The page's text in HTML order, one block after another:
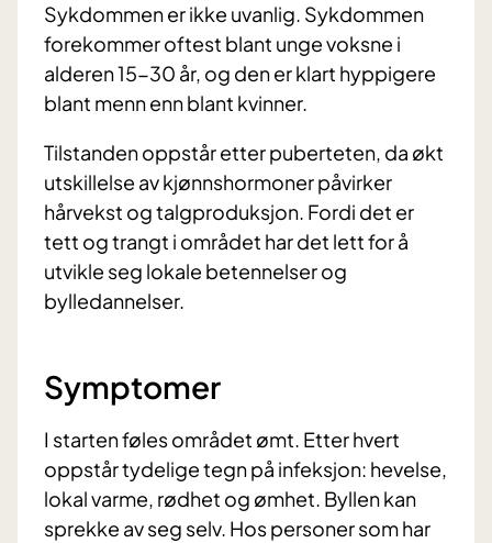
Sykdommen er ikke uvanlig. Sykdommen
forekommer oftest blant unge voksne i
alderen 15-30 år, og den er klart hyppigere
blant menn enn blant kvinner.
Tilstanden oppstår etter puberteten, da økt
utskillelse av kjønnshormoner påvirker
hårvekst og talgproduksjon. Fordi det er
tett og trangt i området har det lett for å
utvikle seg lokale betennelser og
bylledannelser.
Symptomer
I starten føles området ømt. Etter hvert
oppstår tydelige tegn på infeksjon: hevelse,
lokal varme, rødhet og ømhet. Byllen kan
sprekke av seg selv. Hos personer som har